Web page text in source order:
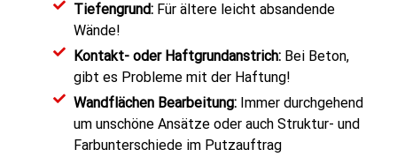
Tiefengrund:Für ältere leicht absandende
Wände!
Kontakt- oder Haftgrundanstrich:Bei Beton,
gibt es Probleme mit der Haftung!
Wandflächen Bearbeitung:Immer durchgehend
um unschöne Ansätze oder auch Struktur- und
Farbunterschiede im Putzauftrag